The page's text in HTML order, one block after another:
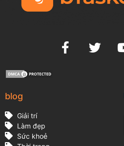
blog
Giải trí
Làm đẹp
Sức khoẻ